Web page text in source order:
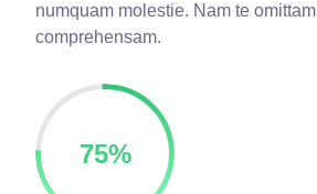
numquam molestie. Nam te omittam
comprehensam.
75%